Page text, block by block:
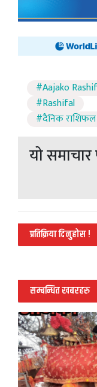
#Aajako
#Rashifal
#दैनिक राशिफल
यो समाचार
प्रतिक्रिया दिनुहोस !
सम्बन्धित खबरहरु